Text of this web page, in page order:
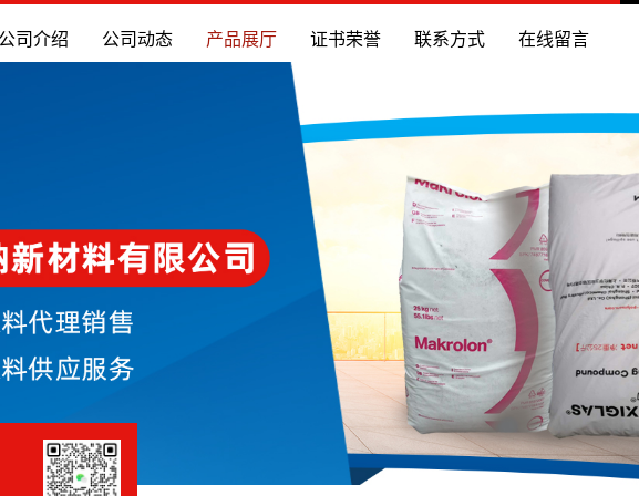
司介绍 公司动态 产品展厅 证书荣誉 联系方式 在线留言